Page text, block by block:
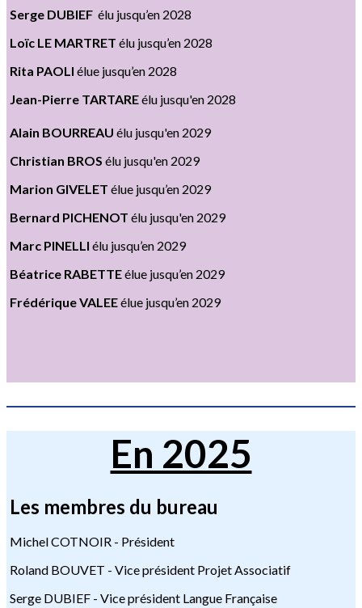
Serge DUBIEF élu jusqu’en 2028
Loïc LE MARTRET élu jusqu’en 2028
Rita PAOLI élue jusqu’en 2028
Jean-Pierre TARTAREélu jusqu'en 2028
Alain BOURREAU élu jusqu'en 2029
Christian BROS élu jusqu'en 2029
Marion GIVELET élue jusqu’en 2029
Bernard PICHENOT élu jusqu'en 2029
Marc PINELLI élu jusqu’en 2029
Béatrice RABETTEélue jusqu’en 2029
FrédériqueVALEEélue jusqu’en 2029
En 2025
Les membres du bureau
Michel COTNOIR - Président
Roland BOUVET - Vice président Projet Associatif
Serge DUBIEF - Vice président Langue Française